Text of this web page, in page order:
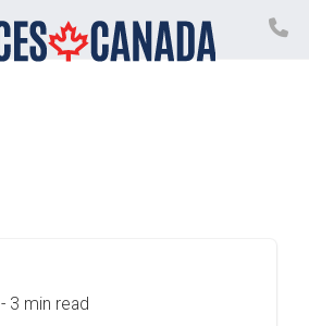
- 3 min read